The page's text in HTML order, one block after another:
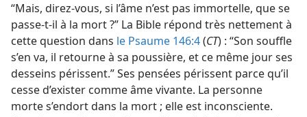
“Mais, direz-​vous, si l’âme n’est pas immortelle, que se
passe-​t-​il à la mort ?” La Bible répond très nettement à
cette question dans le Psaume 146:4(CT) : “Son souffle
s’en va, il retourne à sa poussière, et ce même jour ses
desseins périssent.” Ses pensées périssent parce qu’il
cesse d’exister comme âme vivante. La personne
morte s’endort dans la mort ; elle est inconsciente.